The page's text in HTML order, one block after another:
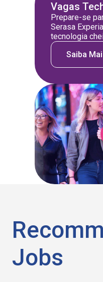
Vagas
Prepare-se
Serasa
tecnologia
Saiba
Jobs